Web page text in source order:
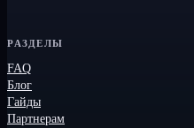
РАЗДЕЛЫ
FAQ
Блог
Гайды
Партнерам